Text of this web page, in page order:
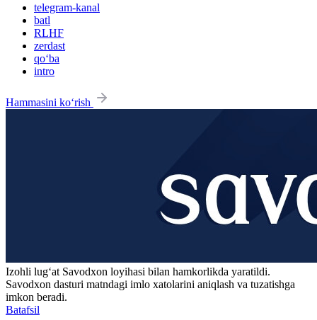
telegram-kanal
batl
RLHF
zerdast
qo‘ba
intro
Hammasini ko‘rish
Izohli lugʻat Savodxon loyihasi bilan hamkorlikda yaratildi.
Savodxon dasturi matndagi imlo xatolarini aniqlash va tuzatishga
imkon beradi.
Batafsil